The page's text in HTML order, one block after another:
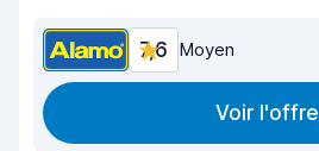
7,6 Moyen
Voir l'offre